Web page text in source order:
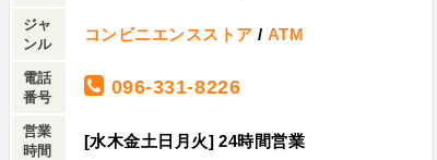
ジャ
ンル
コンビニエンスストア / ATM
電話
番号
096-331-8226
営業
時間
[水木金土日月火] 24時間営業